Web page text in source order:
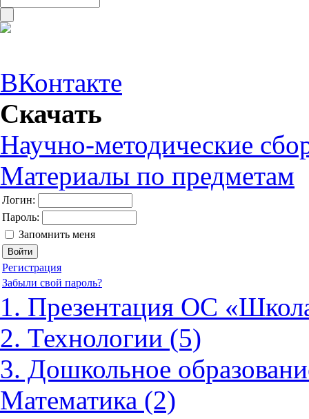
ВКонтакте
Скачать
Научно-методические
Материалы по предметам
Логин:
Пароль:
Запомнить меня
Регистрация
Забыли свой пароль?
1. Презентация ОС
2. Технологии (5)
3. Дошкольное
Математика (2)